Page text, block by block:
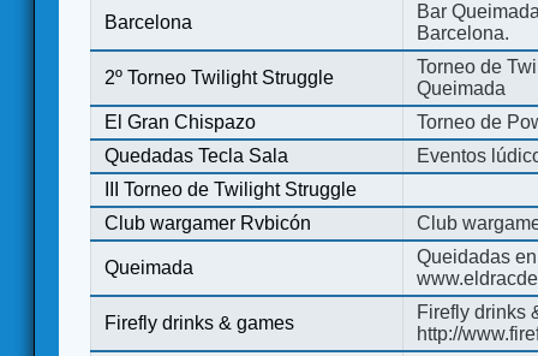
Barcelona
Bar
Barcelona.
2º Torneo Twilight Struggle
Torneo de
Queimada
El Gran Chispazo
Torneo de
Quedadas Tecla Sala
Eventos
III Torneo de Twilight Struggle
Club wargamer Rvbicón
Club
Queimada
Queidadas
Firefly drinks & games
Firefly drinks
http://